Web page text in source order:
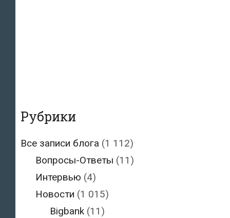
Рубрики
Все записи блога (1 112)
Вопросы-Ответы (11)
Интервью (4)
Новости (1 015)
Bigbank (11)